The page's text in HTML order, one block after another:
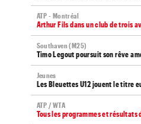
ATP - Montréal
Arthur Fils dans un club de trois
Southaven (M25)
Timo Legout poursuit son rêve
Jeunes
Les Bleuettes U12 jouent le titre
ATP / WTA
Tous les programmes et